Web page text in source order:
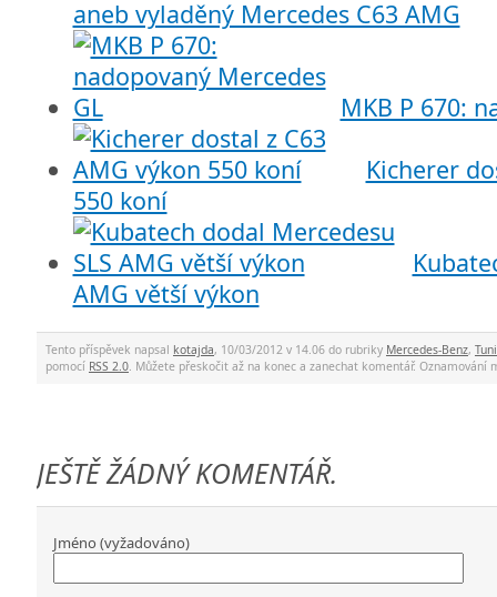
aneb vyladěný Mercedes C63 AMG
MKB P 670:
Kicherer
550 koní
AMG větší výkon
Tento příspěvek napsal kotajda, 10/03/2012 v 14.06 do rubriky Mercedes-Benz,
pomocí RSS 2.0. Můžete přeskočit až na konec a zanechat komentář. Oznamování
JEŠTĚ ŽÁDNÝ KOMENTÁŘ.
Jméno (vyžadováno)